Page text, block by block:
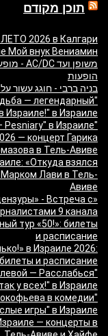
תוכן מקודם
ЛЕТО 2026 в Калгари
Мой внук Вениамин
הופעות
בניה ברבי - חוגג עשור על הבמות! 2026 -
— легендарный
Израиле!" в Израиле
"Песняры — Pesniary" в Израиле
— концерт Гарика
в Тель-Авиве
«Откуда взялся
Лави в Тель-
Авиве
- Встреча с
9 канала
тур «50!»: билеты
и расписание
в Израиле 2026:
билеты и расписание
— Расслабься
так у всех!" в Израиле
в комедии
игры" в Израиле
— концерты в